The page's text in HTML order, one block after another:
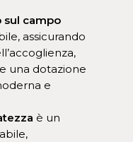
sul campo
assicurando
una dotazione
e
è un